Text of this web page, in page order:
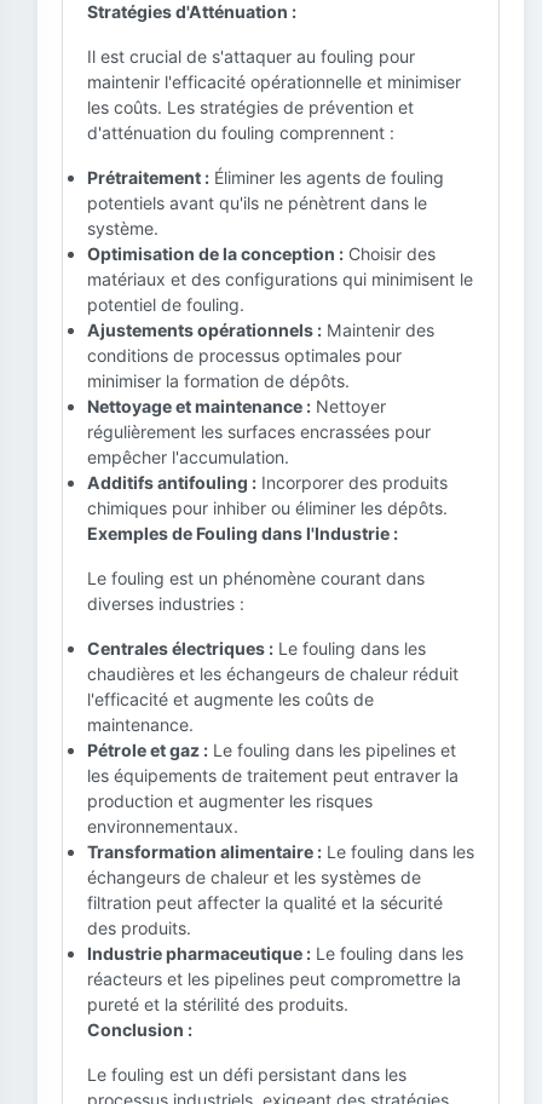
Stratégies d'Atténuation :
Il est crucial de s'attaquer au fouling pour
maintenir l'efficacité opérationnelle et minimiser
les coûts. Les stratégies de prévention et
d'atténuation du fouling comprennent :
Prétraitement : Éliminer les agents de fouling
potentiels avant qu'ils ne pénètrent dans le
système.
Optimisation de la conception : Choisir des
matériaux et des configurations qui minimisent le
potentiel de fouling.
Ajustements opérationnels : Maintenir des
conditions de processus optimales pour
minimiser la formation de dépôts.
Nettoyage et maintenance : Nettoyer
régulièrement les surfaces encrassées pour
empêcher l'accumulation.
Additifs antifouling : Incorporer des produits
chimiques pour inhiber ou éliminer les dépôts.
Exemples de Fouling dans l'Industrie :
Le fouling est un phénomène courant dans
diverses industries :
Centrales électriques : Le fouling dans les
chaudières et les échangeurs de chaleur réduit
l'efficacité et augmente les coûts de
maintenance.
Pétrole et gaz : Le fouling dans les pipelines et
les équipements de traitement peut entraver la
production et augmenter les risques
environnementaux.
Transformation alimentaire : Le fouling dans les
échangeurs de chaleur et les systèmes de
filtration peut affecter la qualité et la sécurité
des produits.
Industrie pharmaceutique : Le fouling dans les
réacteurs et les pipelines peut compromettre la
pureté et la stérilité des produits.
Conclusion :
Le fouling est un défi persistant dans les
processus industriels, exigeant des stratégies